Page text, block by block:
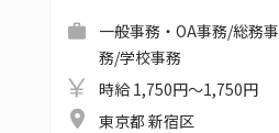
一般事務・OA事務/総務事
務/学校事務
時給 1,750円～1,750円
東京都 新宿区